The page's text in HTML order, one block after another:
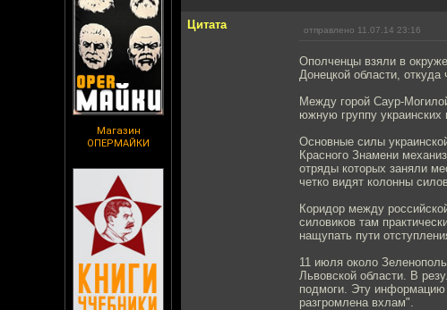
Магазин
ОПЕРМАЙКИ
Цитата отправлено 11.07.14 23:16
Ополченцы взяли в
Донецкой области, откуда
Между горой Саур-
южную группу украинских
Основные силы
Красного Знамени
отряды которых заняли
четко видят колонны
Коридор между
силовиков там
нащупать пути
11 июля около
Львовской области. В
подмоги. Эту
разгромлена вхлам".